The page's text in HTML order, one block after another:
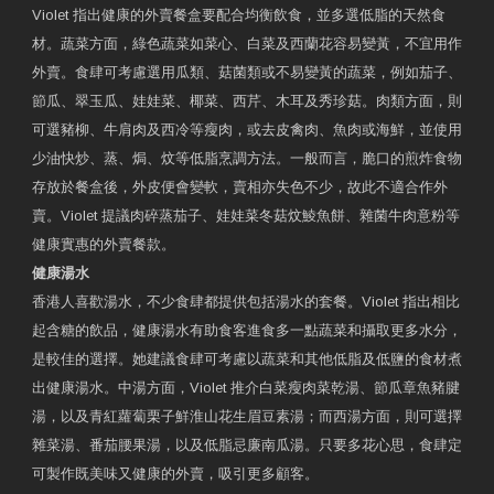
Violet 指出健康的外賣餐盒要配合均衡飲食，並多選低脂的天然食
材。蔬菜方面，綠色蔬菜如菜心、白菜及西蘭花容易變黃，不宜用作
外賣。食肆可考慮選用瓜類、菇菌類或不易變黃的蔬菜，例如茄子、
節瓜、翠玉瓜、娃娃菜、椰菜、西芹、木耳及秀珍菇。肉類方面，則
可選豬柳、牛肩肉及西冷等瘦肉，或去皮禽肉、魚肉或海鮮，並使用
少油快炒、蒸、焗、炆等低脂烹調方法。一般而言，脆口的煎炸食物
存放於餐盒後，外皮便會變軟，賣相亦失色不少，故此不適合作外
賣。Violet 提議肉碎蒸茄子、娃娃菜冬菇炆鯪魚餅、雜菌牛肉意粉等
健康實惠的外賣餐款。
健康湯水
香港人喜歡湯水，不少食肆都提供包括湯水的套餐。Violet 指出相比
起含糖的飲品，健康湯水有助食客進食多一點蔬菜和攝取更多水分，
是較佳的選擇。她建議食肆可考慮以蔬菜和其他低脂及低鹽的食材煮
出健康湯水。中湯方面，Violet 推介白菜瘦肉菜乾湯、節瓜章魚豬腱
湯，以及青紅蘿蔔栗子鮮淮山花生眉豆素湯；而西湯方面，則可選擇
雜菜湯、番茄腰果湯，以及低脂忌廉南瓜湯。只要多花心思，食肆定
可製作既美味又健康的外賣，吸引更多顧客。